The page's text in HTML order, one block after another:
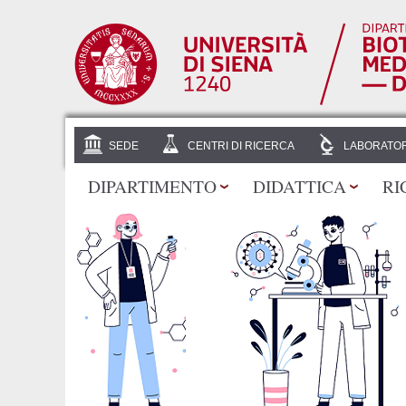
SEDE CENTRI DI RICERCA
DIPARTIMENTO DIDATTICA